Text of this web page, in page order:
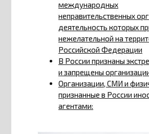
международных
неправительственных
деятельность которых
нежелательной на
Российской Федерации
В России признаны
и запрещены
Организации, СМИ и
признанные в России
агентами: